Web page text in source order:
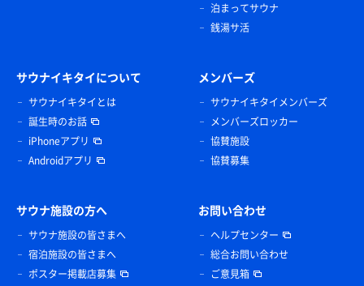
泊まってサウナ
銭湯サ活
サウナイキタイについて
サウナイキタイとは
誕生時のお話
iPhoneアプリ
Androidアプリ
メンバーズ
サウナイキタイメンバーズ
メンバーズロッカー
協賛施設
協賛募集
サウナ施設の方へ
サウナ施設の皆さまへ
宿泊施設の皆さまへ
ポスター掲載店募集
お問い合わせ
ヘルプセンター
総合お問い合わせ
ご意見箱